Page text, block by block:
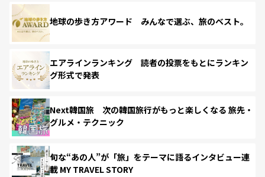
地球の歩き方アワード みんなで選ぶ、旅のベスト。
エアラインランキング 読者の投票をもとにランキン
グ形式で発表
Next韓国旅 次の韓国旅行がもっと楽しくなる 旅先・
グルメ・テクニック
旬な“あの人”が「旅」をテーマに語るインタビュー連
載 MY TRAVEL STORY